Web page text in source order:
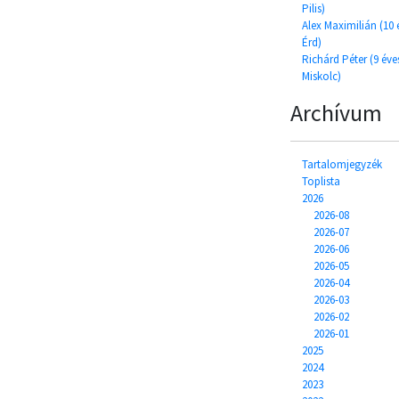
Pilis)
Alex Maximilián (10
Érd)
Richárd Péter (9
Miskolc)
Archívum
Tartalomjegyzék
Toplista
2026
2026-08
2026-07
2026-06
2026-05
2026-04
2026-03
2026-02
2026-01
2025
2024
2023